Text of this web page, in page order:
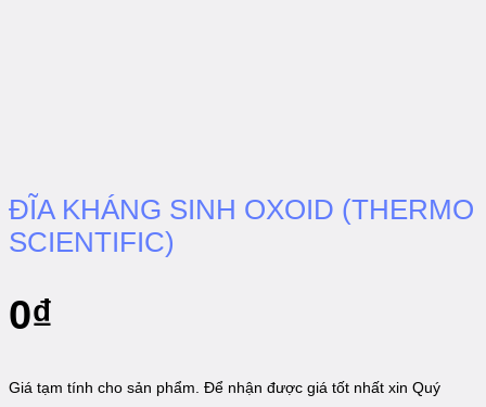
ĐĨA KHÁNG SINH OXOID (THERMO
SCIENTIFIC)
0₫
Giá tạm tính cho sản phẩm. Để nhận được giá tốt nhất xin Quý